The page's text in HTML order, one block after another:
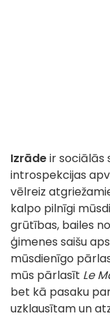
Izrādeir sociālās
introspekcijas
vēlreiz
kalpo pilnīgi
grūtības, bailes
ģimenes saišu
mūsdienīgo
mūs pārlasīt Le
bet kā pasaku
uzklausītam un